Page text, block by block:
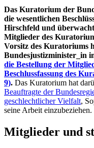
Das Kuratorium der
die wesentlichen
Hirschfeld und
Mitglieder des
Vorsitz des Kuratoriums
Bundesjustizminister_in
die Bestellung der
Beschlussfassung des
9). Das Kuratorium hat
Beauftragte der
geschlechtlicher Vielfalt,
seine Arbeit einzubeziehen.
Mitglieder und